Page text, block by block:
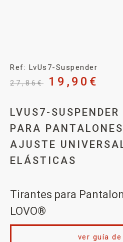
Ref: LvUs7-Suspender
27,86€ 19,90 €
LVUS7-
PARA
AJUSTE
ELÁSTICAS
Tirantes para
LOVO®
ver guía